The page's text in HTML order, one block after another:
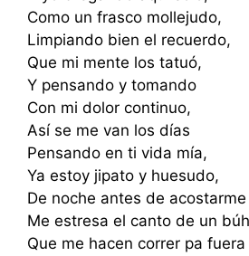
Como un frasco mollejudo,
Limpiando bien el recuerdo,
Que mi mente los tatuó,
Y pensando y tomando
Con mi dolor continuo,
Así se me van los días
Pensando en ti vida mía,
Ya estoy jipato y huesudo,
De noche antes de acostarme
Me estresa el canto de un
Que me hacen correr pa fuera